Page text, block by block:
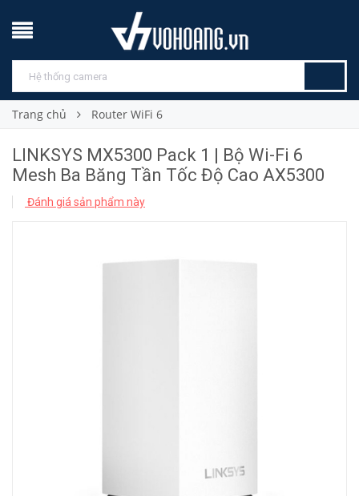
Trang chủ Router WiFi 6
LINKSYS MX5300 Pack 1 | Bộ Wi-Fi 6
Mesh Ba Băng Tần Tốc Độ Cao AX5300
Đánh giá sản phẩm này